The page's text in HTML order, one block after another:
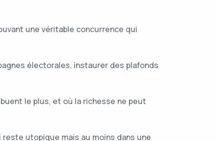
une véritable concurrence qui
électorales, instaurer des plafonds
le plus, et où la richesse ne peut
utopique mais au moins dans une